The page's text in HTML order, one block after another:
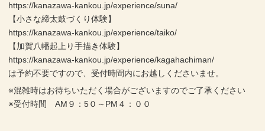
https://kanazawa-kankou.jp/experience/suna/
【小さな締太鼓づくり体験】
https://kanazawa-kankou.jp/experience/taiko/
【加賀八幡起上り手描き体験】
https://kanazawa-kankou.jp/experience/kagahachiman/
は予約不要ですので、受付時間内にお越しくださいませ。
※混雑時はお待ちいただく場合がございますのでご了承ください
※受付時間 AM９：5０～PM４：００